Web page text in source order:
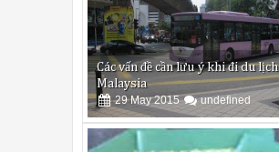
Các vấn đề cần lưu ý khi đi du lịch
Malaysia
29 May 2015 undefined